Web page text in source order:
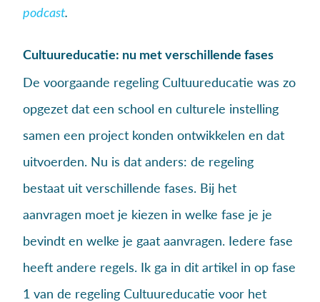
podcast.
Cultuureducatie: nu met verschillende fases
De voorgaande regeling Cultuureducatie was zo
opgezet dat een school en culturele instelling
samen een project konden ontwikkelen en dat
uitvoerden. Nu is dat anders: de regeling
bestaat uit verschillende fases. Bij het
aanvragen moet je kiezen in welke fase je je
bevindt en welke je gaat aanvragen. Iedere fase
heeft andere regels. Ik ga in dit artikel in op fase
1 van de regeling Cultuureducatie voor het